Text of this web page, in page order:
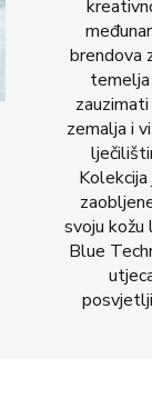
brendova
zemalja i
svoju kožu
Blue